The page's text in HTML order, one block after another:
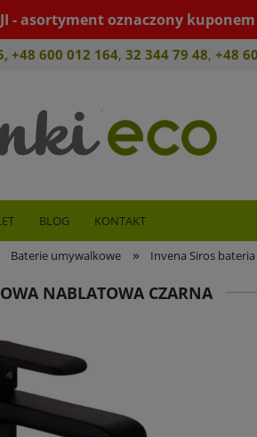
- asortyment oznaczony
, +48 600 012 164, 32 344 79 48, +48
BLOG KONTAKT
Baterie umywalkowe » Invena Siros
NABLATOWA CZARNA